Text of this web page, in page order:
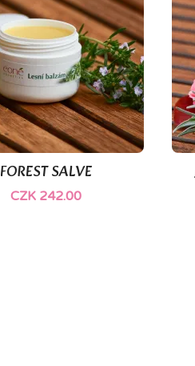
FOREST SALVE
CZK 242.00
(1)
Quick view